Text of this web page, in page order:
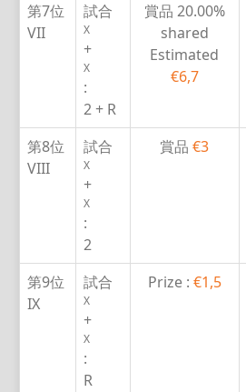
第7位
VII
試合
X
+
X
:
2 + R
賞品 20.00%
shared
Estimated
€6,7
第8位
VIII
試合
X
+
X
:
2
賞品 €3
第9位
IX
試合
X
+
X
:
R
Prize : €1,5